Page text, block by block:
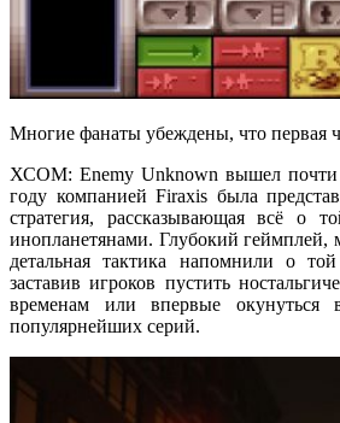
Многие фанаты убеждены, что первая
ХСОМ: Enemy Unknown вышел почти
году компанией Firaxis была
стратегия, рассказывающая всё о
инопланетянами. Глубокий
детальная тактика напомнили о
заставив игроков пустить
временам или впервые окунуться
популярнейших серий.